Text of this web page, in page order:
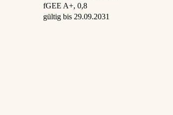
fGEE A+, 0,8
gültig bis 29.09.2031